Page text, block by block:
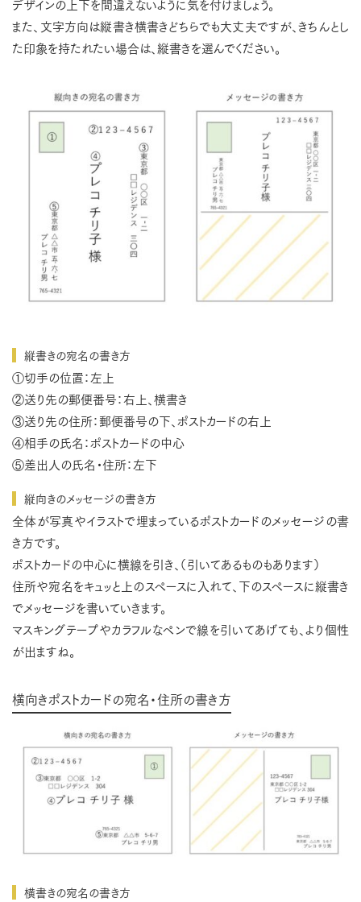
デザインの上下を間違えないように気を付けましょう。
また、文字方向は縦書き横書きどちらでも大丈夫ですが、きちんとし
た印象を持たれたい場合は、縦書きを選んでください。
縦書きの宛名の書き方
①切手の位置：左上
②送り先の郵便番号：右上、横書き
③送り先の住所：郵便番号の下、ポストカードの右上
④相手の氏名：ポストカードの中心
⑤差出人の氏名・住所：左下
縦向きのメッセージの書き方
全体が写真やイラストで埋まっているポストカードのメッセージの書
き方です。
ポストカードの中心に横線を引き、（引いてあるものもあります）
住所や宛名をキュッと上のスペースに入れて、下のスペースに縦書き
でメッセージを書いていきます。
マスキングテープやカラフルなペンで線を引いてあげても、より個性
が出ますね。
横向きポストカードの宛名・住所の書き方
横書きの宛名の書き方